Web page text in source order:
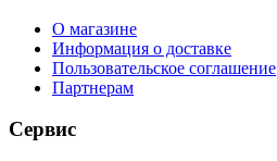
О магазине
Информация о доставке
Пользовательское соглашение
Партнерам
Сервис